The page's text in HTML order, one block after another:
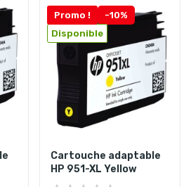
Promo !
-10%
Disponible
Cartouche adaptable
HP 951-XL Yellow